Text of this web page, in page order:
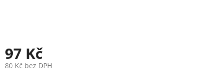
97 Kč
80 Kč bez DPH